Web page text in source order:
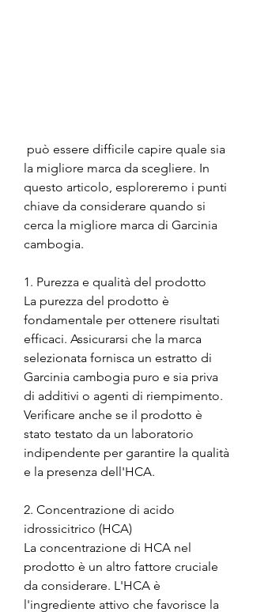
la migliore marca da scegliere. In
questo articolo, esploreremo i punti
chiave da considerare quando si
cerca la migliore marca di Garcinia
cambogia.
1. Purezza e qualità del prodotto
La purezza del prodotto è
fondamentale per ottenere risultati
efficaci. Assicurarsi che la marca
selezionata fornisca un estratto di
Garcinia cambogia puro e sia priva
di additivi o agenti di riempimento.
Verificare anche se il prodotto è
stato testato da un laboratorio
indipendente per garantire la qualità
e la presenza dell'HCA.
2. Concentrazione di acido
idrossicitrico (HCA)
La concentrazione di HCA nel
prodotto è un altro fattore cruciale
da considerare. L'HCA è
l'ingrediente attivo che favorisce la